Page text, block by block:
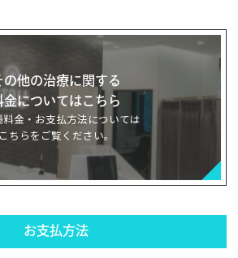
の他の治療に関する
金についてはこちら
金・お支払方法については
こちらをご覧ください。
お支払方法